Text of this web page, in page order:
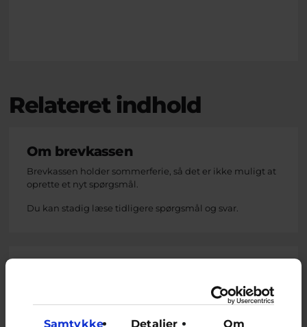
Samtykke Detaljer Om
Relateret indhold
Om brevkassen
Brevkassen holder sommerferie, så det er ikke muligt at
oprette et nyt spørgsmål.
Du kan stadig læse tidligere spørgsmål og svar.
Har du oplevet, at dit intime billede/video er blevet
delt af andre uden du har givet lov?